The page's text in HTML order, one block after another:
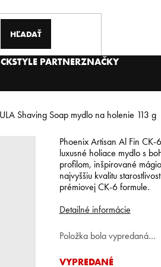
HĽADAŤ
PARTNERZNAČKY
Shaving Soap mydlo na holenie 113 g
VYPREDANÉ
Položka bola vypredaná…
Phoenix Artisan Al Fin
luxusné holiace mydlo s
profilom, inšpirované
najvyššiu kvalitu
prémiovej CK-6 formule.
Detailné informácie